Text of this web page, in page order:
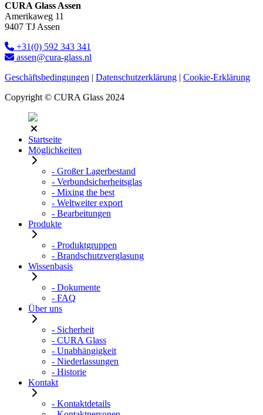
CURA Glass Assen
Amerikaweg 11
9407 TJ Assen
+31(0) 592 343 341
assen@cura-glass.nl
Geschäftsbedingungen | Datenschutzerklärung | Cookie-Erklärung
Copyright © CURA Glass 2024
Startseite
Möglichkeiten
- Großer Lagerbestand
- Verbundsicherheitsglas
- Mixing the best
- Weltweiter export
- Bearbeitungen
Produkte
- Produktgruppen
- Brandschutzverglasung
Wissenbasis
- Dokumente
- FAQ
Über uns
- Sicherheit
- CURA Glass
- Unabhängigkeit
- Niederlassungen
- Historie
Kontakt
- Kontaktdetails